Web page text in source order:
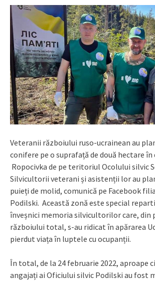
Veteranii războiului ruso-ucrainean au
conifere pe o suprafață de două hectare în
Ropocivka de pe teritoriul Ocolului silvic
Silvicultorii veterani și asistenții lor au
puieți de molid, comunică pe Facebook
Podilski. Această zonă este special
înveșnici memoria silvicultorilor care, din
războiului total, s-au ridicat în apărarea
pierdut viața în luptele cu ocupanții.
În total, de la 24 februarie 2022, aproape
angajați ai Oficiului silvic Podilski au fost